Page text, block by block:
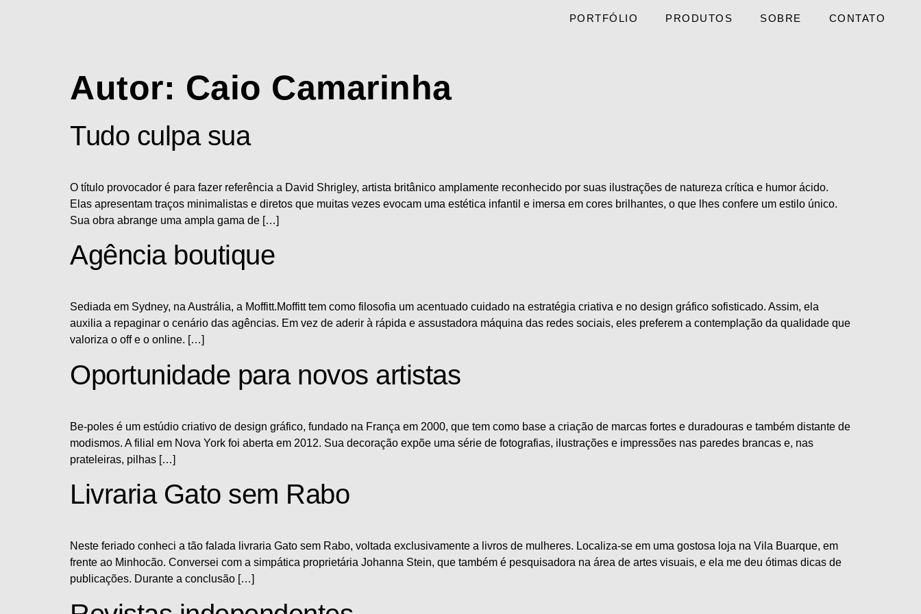
PORTFÓLIO PRODUTOS SOBRE CONTATO
Autor: Caio Camarinha
Tudo culpa sua
O título provocador é para fazer referência a David Shrigley, artista britânico amplamente reconhecido por suas ilustrações de natureza crítica e humor ácido.
Elas apresentam traços minimalistas e diretos que muitas vezes evocam uma estética infantil e imersa em cores brilhantes, o que lhes confere um estilo único.
Sua obra abrange uma ampla gama de […]
Agência boutique
Sediada em Sydney, na Austrália, a Moffitt.Moffitt tem como filosofia um acentuado cuidado na estratégia criativa e no design gráfico sofisticado. Assim, ela
auxilia a repaginar o cenário das agências. Em vez de aderir à rápida e assustadora máquina das redes sociais, eles preferem a contemplação da qualidade que
valoriza o off e o online. […]
Oportunidade para novos artistas
Be-poles é um estúdio criativo de design gráfico, fundado na França em 2000, que tem como base a criação de marcas fortes e duradouras e também distante de
modismos. A filial em Nova York foi aberta em 2012. Sua decoração expõe uma série de fotografias, ilustrações e impressões nas paredes brancas e, nas
prateleiras, pilhas […]
Livraria Gato sem Rabo
Neste feriado conheci a tão falada livraria Gato sem Rabo, voltada exclusivamente a livros de mulheres. Localiza-se em uma gostosa loja na Vila Buarque, em
frente ao Minhocão. Conversei com a simpática proprietária Johanna Stein, que também é pesquisadora na área de artes visuais, e ela me deu ótimas dicas de
publicações. Durante a conclusão […]